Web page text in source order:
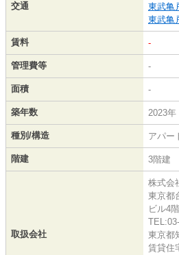
交通
東武亀
東武亀
賃料 -
管理費等 -
面積 -
築年数 2023年
種別/構造 アパー
階建 3階建
取扱会社
株式会
東京都
ビル4階
東京都
賃貸住